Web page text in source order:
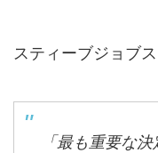
スティーブジョブス
「最も重要な